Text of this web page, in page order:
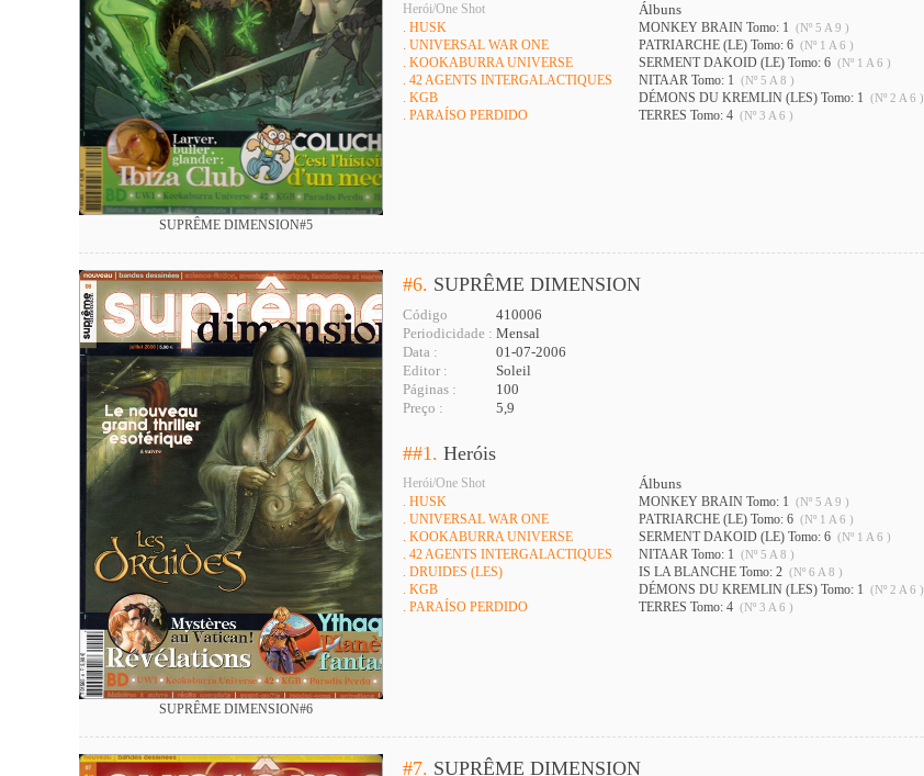
SUPRÊME DIMENSION#5
Herói/One Shot Álbuns
. HUSK MONKEY BRAIN Tomo: 1 (Nº 5 A 9 )
. UNIVERSAL WAR ONE PATRIARCHE (LE) Tomo: 6 (Nº 1 A 6 )
. KOOKABURRA UNIVERSE SERMENT DAKOID (LE) Tomo: 6 (Nº 1 A 6 )
. 42 AGENTS INTERGALACTIQUES NITAAR Tomo: 1 (Nº 5 A 8 )
. KGB DÉMONS DU KREMLIN (LES) Tomo: 1 (Nº 2 A 6 )
. PARAÍSO PERDIDO TERRES Tomo: 4 (Nº 3 A 6 )
SUPRÊME DIMENSION#6
#6. SUPRÊME DIMENSION
Código
410006
Periodicidade : Mensal
Data :
01-07-2006
Editor :
Soleil
Páginas :
100
Preço :
5,9
##1. Heróis
Herói/One Shot Álbuns
. HUSK MONKEY BRAIN Tomo: 1 (Nº 5 A 9 )
. UNIVERSAL WAR ONE PATRIARCHE (LE) Tomo: 6 (Nº 1 A 6 )
. KOOKABURRA UNIVERSE SERMENT DAKOID (LE) Tomo: 6 (Nº 1 A 6 )
. 42 AGENTS INTERGALACTIQUES NITAAR Tomo: 1 (Nº 5 A 8 )
. DRUIDES (LES) IS LA BLANCHE Tomo: 2 (Nº 6 A 8 )
. KGB DÉMONS DU KREMLIN (LES) Tomo: 1 (Nº 2 A 6 )
. PARAÍSO PERDIDO TERRES Tomo: 4 (Nº 3 A 6 )
#7. SUPRÊME DIMENSION